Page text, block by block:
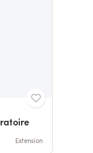
Extension